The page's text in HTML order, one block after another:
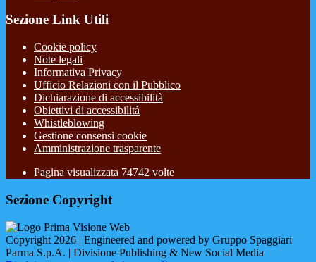
Sezione Link Utili
Cookie policy
Note legali
Informativa Privacy
Ufficio Relazioni con il Pubblico
Dichiarazione di accessibilità
Obiettivi di accessibilità
Whistleblowing
Gestione consensi cookie
Amministrazione trasparente
Pagina visualizzata 74742 volte
Sezione Copyright
Copyright 2026 | Engineered and powered by Gruppo Spaggiari
Parma S.p.A. | Divisione Publishing & New Social Media